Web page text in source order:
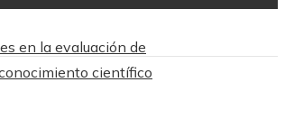
en la evaluación de
científico